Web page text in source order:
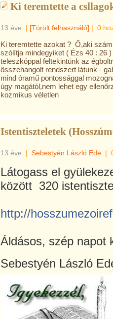
Ki teremtette a
13 éve | [Törölt felhasználó] | 0
Ki teremtette azokat ? Ő,aki
szólítja mindegyiket ( Ézs 40 : 26
teleszkóppal feltekintünk az
összehangolt rendszert látunk -
mind óramű pontossággal
úgy magától,nem lehet egy
kozmikus véletlen
Istentiszteletek
13 éve | Sebestyén László Ede |
Látogass el
között 320
http://
Áldásos, szép napot
Sebestyén László